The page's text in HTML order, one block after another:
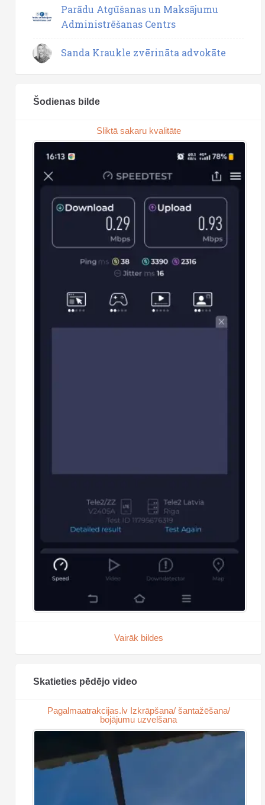
Parādu Atgūšanas un Maksājumu
Administrēšanas Centrs
Sanda Kraukle zvērināta advokāte
Šodienas bilde
Sliktā sakaru kvalitāte
Vairāk bildes
Skatieties pēdējo video
Pagalmaatrakcijas.lv Izkrāpšana/ šantažēšana/
bojājumu uzvelšana